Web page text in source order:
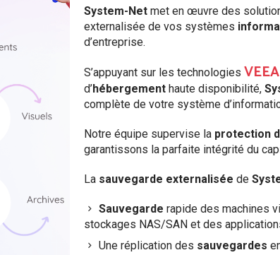
System-Net met en œuvre des
externalisée de vos systèmes
d’entreprise.
S’appuyant sur les technologies
d’hébergement haute disponibilité,
complète de votre système
Notre équipe supervise la protection
garantissons la parfaite intégrité du
La sauvegarde externalisée de
Sauvegarde rapide des machines
stockages NAS/SAN et des
Une réplication des sauvegardes